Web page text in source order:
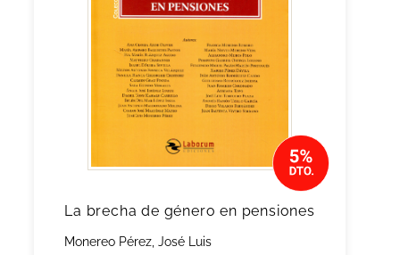
La brecha de género en pensiones
Monereo Pérez, José Luis